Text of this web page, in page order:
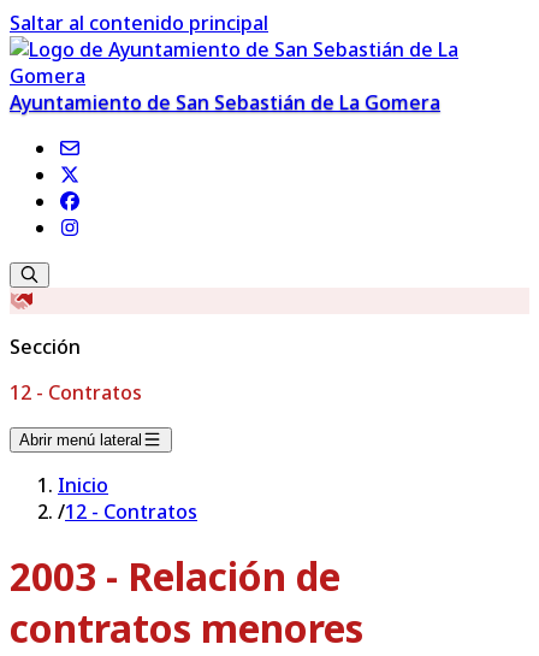
Saltar al contenido principal
Ayuntamiento de San Sebastián de La Gomera
Sección
12 - Contratos
Abrir menú lateral
Inicio
/12 - Contratos
2003 - Relación de
contratos menores